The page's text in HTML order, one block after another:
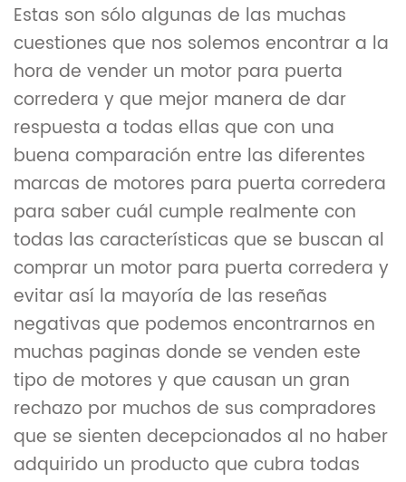
Estas son sólo algunas de las muchas
cuestiones que nos solemos encontrar a la
hora de vender un motor para puerta
corredera y que mejor manera de dar
respuesta a todas ellas que con una
buena comparación entre las diferentes
marcas de motores para puerta corredera
para saber cuál cumple realmente con
todas las características que se buscan al
comprar un motor para puerta corredera y
evitar así la mayoría de las reseñas
negativas que podemos encontrarnos en
muchas paginas donde se venden este
tipo de motores y que causan un gran
rechazo por muchos de sus compradores
que se sienten decepcionados al no haber
adquirido un producto que cubra todas